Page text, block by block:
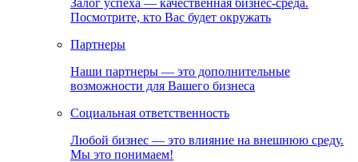
Залог успеха — качественная бизнес-среда.
Посмотрите, кто Вас будет окружать
Партнеры
Наши партнеры — это дополнительные
возможности для Вашего бизнеса
Социальная ответственность
Любой бизнес — это влияние на внешнюю среду.
Мы это понимаем!